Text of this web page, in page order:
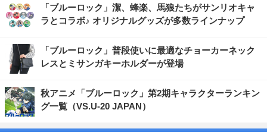
「ブルーロック」潔、蜂楽、馬狼たちがサンリオキャ
ラとコラボ♪ オリジナルグッズが多数ラインナップ
「ブルーロック」普段使いに最適なチョーカーネック
レスとミサンガキーホルダーが登場
秋アニメ「ブルーロック」第2期キャラクターランキン
グ一覧（VS.U-20 JAPAN）